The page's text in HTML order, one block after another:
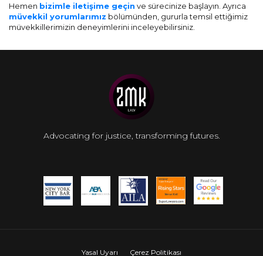
Hemen bizimle iletişime geçin ve sürecinize başlayın. Ayrıca
müvekkil yorumlarımız bölümünden, gururla temsil ettiğimiz
müvekkillerimizin deneyimlerini inceleyebilirsiniz.
Advocating for justice, transforming futures.
Yasal Uyarı Çerez Politikası